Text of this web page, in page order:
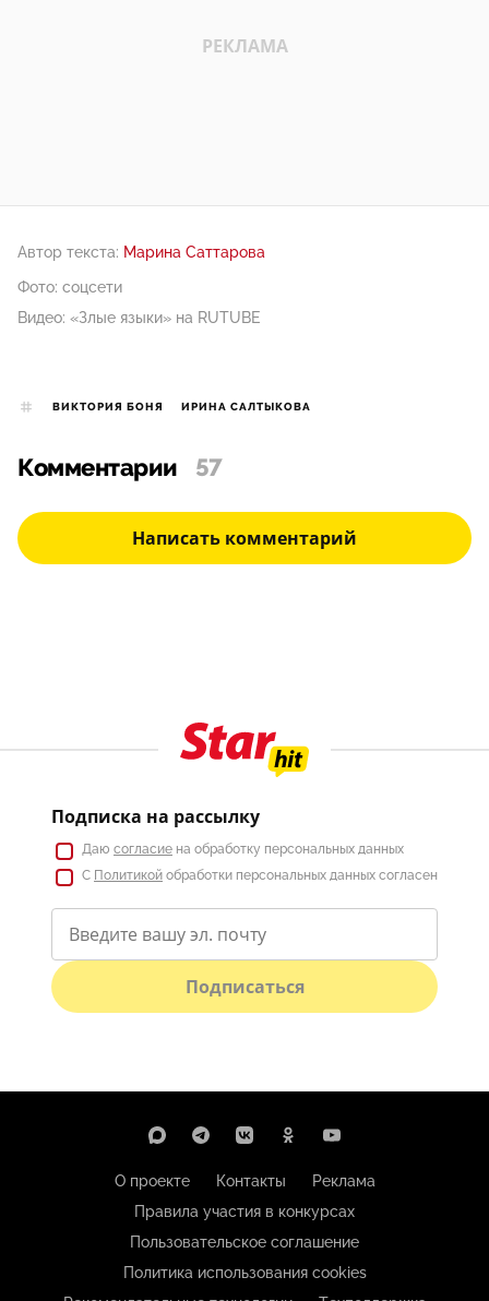
Автор текста: Марина Саттарова
Фото: соцсети
Видео: «Злые языки» на RUTUBE
ВИКТОРИЯ БОНЯ ИРИНА САЛТЫКОВА
Комментарии 57
Написать комментарий
Подписка на рассылку
Даю согласие на обработку персональных данных
С Политикой обработки персональных данных согласен
Подписаться
О проекте Контакты
Реклама
Правила участия в конкурсах
Пользовательское соглашение
Политика использования cookies